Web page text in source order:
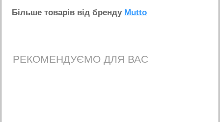
Бiльше товарiв вiд бренду Mutto
РЕКОМЕНДУЄМО ДЛЯ ВАС